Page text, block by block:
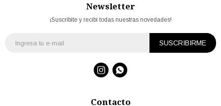
Contacto
Newsletter
¡Suscribite y recibí todas nuestras novedades!
SUSCRIBIRME
 